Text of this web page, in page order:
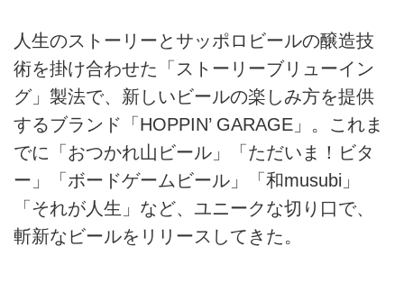
す。新作ビールを2カ月に1回お届
けする定期便サービスも展開中で
す。
人生のストーリーとサッポロビールの醸造技
術を掛け合わせた「ストーリーブリューイン
グ」製法で、新しいビールの楽しみ方を提供
するブランド「HOPPIN’ GARAGE」。これま
でに「おつかれ山ビール」「ただいま！ビタ
ー」「ボードゲームビール」「和musubi」
「それが人生」など、ユニークな切り口で、
斬新なビールをリリースしてきた。